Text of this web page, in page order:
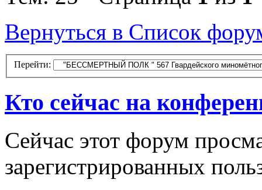
Вернуться в Список
Перейти:
Кто сейчас на
Сейчас этот форум
зарегистрированных